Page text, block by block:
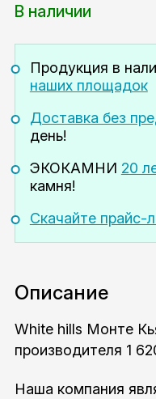
В наличии
Продукция в
наших площадок
Доставка без
день!
ЭКОКАМНИ 20
камня!
Скачайте прайс-
Описание
White hills Монте
производителя 1
Наша компания